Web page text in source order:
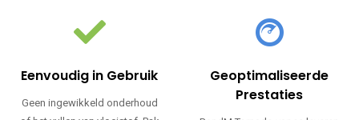
Eenvoudig in Gebruik
Geen ingewikkeld onderhoud
Geoptimaliseerde
Prestaties